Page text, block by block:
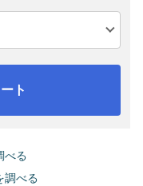
ト
べる
調べる